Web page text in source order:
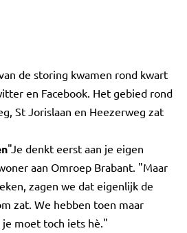
de storing kwamen rond kwart
en Facebook. Het gebied rond
St Jorislaan en Heezerweg zat
"Je denkt eerst aan je eigen
aan Omroep Brabant. "Maar
zagen we dat eigenlijk de
zat. We hebben toen maar
je moet toch iets hè."